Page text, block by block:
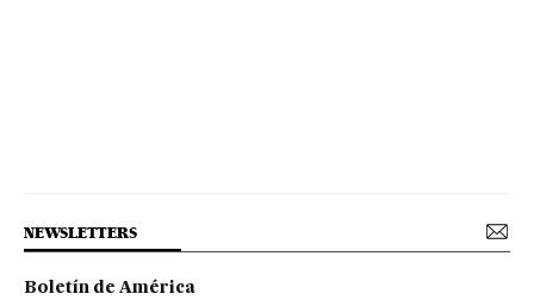
NEWSLETTERS
Boletín de América